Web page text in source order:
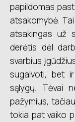
papildomas
atsakomybė.
atsakingas už
derėtis dėl
svarbius
sugalvoti, bet
sąlygų. Tėvai
pažymius,
tokia pat vaiko